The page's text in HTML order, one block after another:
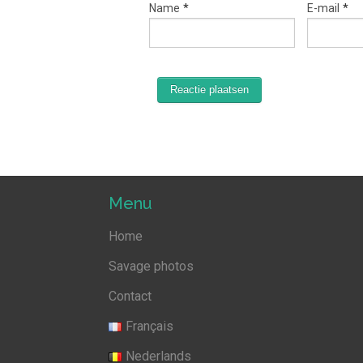
Name * E-mail *
Menu
Home
Savage photos
Contact
Français
Nederlands